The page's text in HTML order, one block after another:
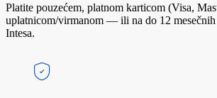
Platite pouzećem, platnom karticom (Visa,
uplatnicom/virmanom — ili na do 12 mesečnih
Intesa.